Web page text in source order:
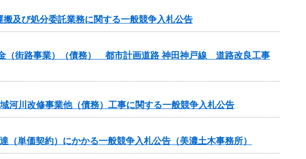
及び処分委託業務に関する一般競争入札公告
（街路事業）（債務） 都市計画道路 神田神戸線 道路改良工事
河川改修事業他（債務）工事に関する一般競争入札公告
単価契約）にかかる一般競争入札公告（美濃土木事務所）